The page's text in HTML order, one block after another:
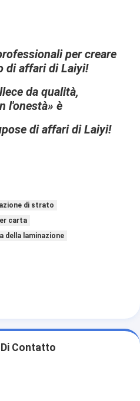
per creare
di affari di Laiyi!
da qualità,
l'onestà» è
di affari di Laiyi!
di strato
carta
della laminazione
Contatto